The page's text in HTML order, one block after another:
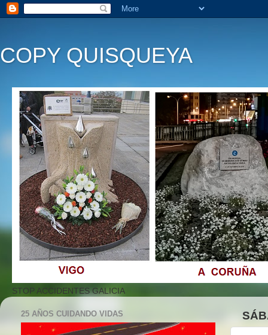
COPY QUISQUEYA
STOP ACCIDENTES GALICIA
25 AÑOS CUIDANDO VIDAS